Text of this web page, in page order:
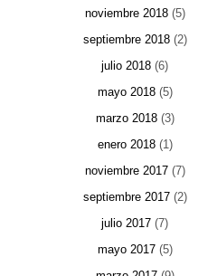
noviembre 2018(5)
septiembre 2018(2)
julio 2018 (6)
mayo 2018(5)
marzo 2018(3)
enero 2018(1)
noviembre 2017(7)
septiembre 2017(2)
julio 2017 (7)
mayo 2017(5)